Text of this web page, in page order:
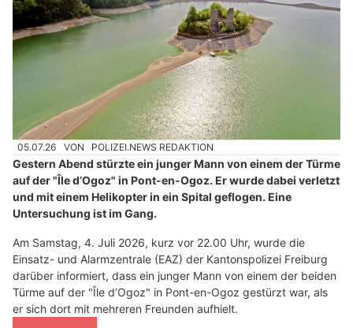
05.07.26 VON POLIZEI.NEWS REDAKTION
Gestern Abend stürzte ein junger Mann von einem der Türme
auf der "Île d’Ogoz" in Pont-en-Ogoz. Er wurde dabei verletzt
und mit einem Helikopter in ein Spital geflogen. Eine
Untersuchung ist im Gang.
Am Samstag, 4. Juli 2026, kurz vor 22.00 Uhr, wurde die
Einsatz- und Alarmzentrale (EAZ) der Kantonspolizei Freiburg
darüber informiert, dass ein junger Mann von einem der beiden
Türme auf der "Île d’Ogoz" in Pont-en-Ogoz gestürzt war, als
er sich dort mit mehreren Freunden aufhielt.